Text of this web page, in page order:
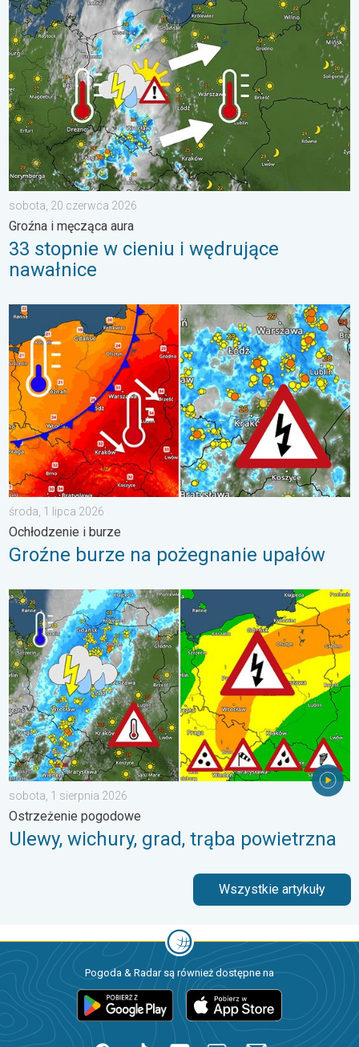
33 stopnie w cieniu i wędrujące nawałnice. Groźna i
sobota, 20 czerwca 2026
Groźna i męcząca aura
33 stopnie w cieniu i wędrujące
nawałnice
Groźne burze na pożegnanie upałów. Ochłodzenie i burze. . .
środa, 1 lipca 2026
Ochłodzenie i burze
Groźne burze na pożegnanie upałów
Ulewy, wichury, grad, trąba powietrzna. Ostrzeżenie
sobota, 1 sierpnia 2026
Ostrzeżenie pogodowe
Ulewy, wichury, grad, trąba powietrzna
Wszystkie artykuły
Pogoda & Radar są również dostępne na